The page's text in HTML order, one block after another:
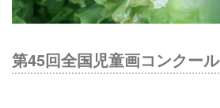
第45回全国児童画コンクール